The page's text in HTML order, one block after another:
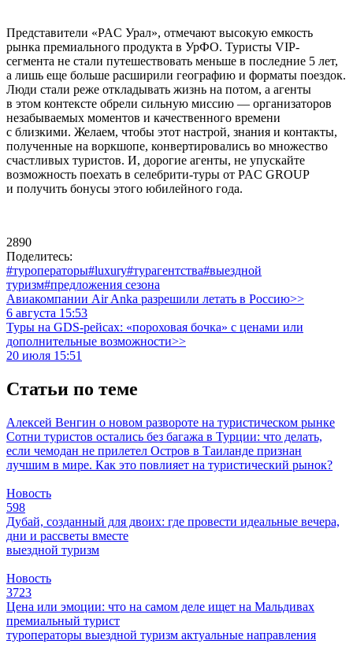
Представители «PAC Урал», отмечают высокую емкость
рынка премиального продукта в УрФО. Туристы VIP-
сегмента не стали путешествовать меньше в последние 5 лет,
а лишь еще больше расширили географию и форматы поездок.
Люди стали реже откладывать жизнь на потом, а агенты
в этом контексте обрели сильную миссию — организаторов
незабываемых моментов и качественного времени
с близкими. Желаем, чтобы этот настрой, знания и контакты,
полученные на воркшопе, конвертировались во множество
счастливых туристов. И, дорогие агенты, не упускайте
возможность поехать в селебрити-туры от PAC GROUP
и получить бонусы этого юбилейного года.
2890
Поделитесь:
#туроператоры#luxury#турагентства#выездной
туризм#предложения сезона
Авиакомпании Air Anka разрешили летать в Россию>>
6 августа 15:53
Туры на GDS-рейсах: «пороховая бочка» с ценами или
дополнительные возможности>>
20 июля 15:51
Статьи по теме
Алексей Венгин о новом развороте на туристическом рынке
Сотни туристов остались без багажа в Турции: что делать,
если чемодан не прилетел Остров в Таиланде признан
лучшим в мире. Как это повлияет на туристический рынок?
Новость
598
Дубай, созданный для двоих: где провести идеальные вечера,
дни и рассветы вместе
выездной туризм
Новость
3723
Цена или эмоции: что на самом деле ищет на Мальдивах
премиальный турист
туроператоры выездной туризм актуальные направления